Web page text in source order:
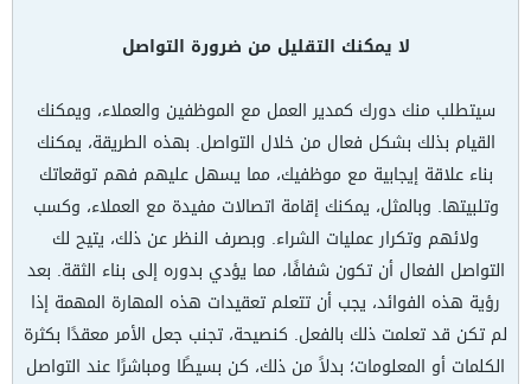
لا يمكنك التقليل من ضرورة التواصل
سيتطلب منك دورك كمدير العمل مع الموظفين والعملاء، ويمكنك
القيام بذلك بشكل فعال من خلال التواصل. بهذه الطريقة، يمكنك
بناء علاقة إيجابية مع موظفيك، مما يسهل عليهم فهم توقعاتك
وتلبيتها. وبالمثل، يمكنك إقامة اتصالات مفيدة مع العملاء، وكسب
ولائهم وتكرار عمليات الشراء. وبصرف النظر عن ذلك، يتيح لك
التواصل الفعال أن تكون شفافًا، مما يؤدي بدوره إلى بناء الثقة. بعد
رؤية هذه الفوائد، يجب أن تتعلم تعقيدات هذه المهارة المهمة إذا
لم تكن قد تعلمت ذلك بالفعل. كنصيحة، تجنب جعل الأمر معقدًا بكثرة
الكلمات أو المعلومات؛ بدلاً من ذلك، كن بسيطًا ومباشرًا عند التواصل